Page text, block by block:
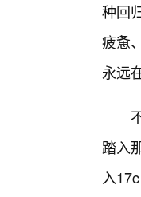
种回
疲惫
永远
踏入
入